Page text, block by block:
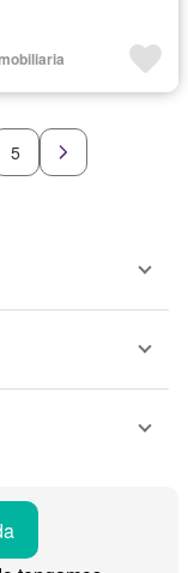
5